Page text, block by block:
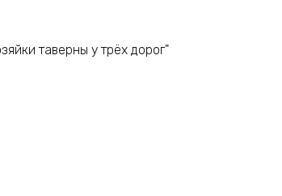
таверны у трёх дорог"